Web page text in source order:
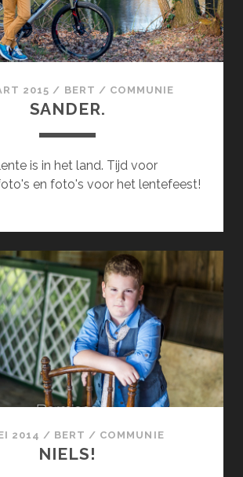
2015 / BERT / COMMUNIE
SANDER.
is in het land. Tijd voor
en foto's voor het lentefeest!
2014 / BERT / COMMUNIE
NIELS!